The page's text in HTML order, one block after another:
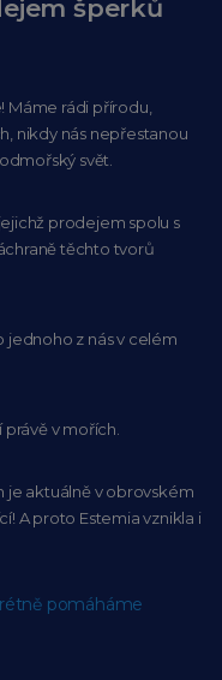
šperků
Máme rádi přírodu,
nikdy nás nepřestanou
svět.
prodejem spolu s
těchto tvorů
jednoho z nás v celém
v mořích.
je aktuálněv obrovském
A proto Estemia vznikla i
pomáháme